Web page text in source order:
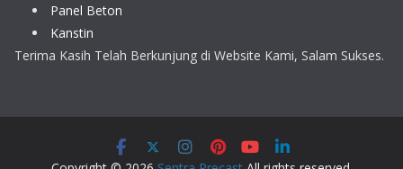
Panel Beton
Kanstin
Terima Kasih Telah Berkunjung di Website Kami, Salam Sukses.